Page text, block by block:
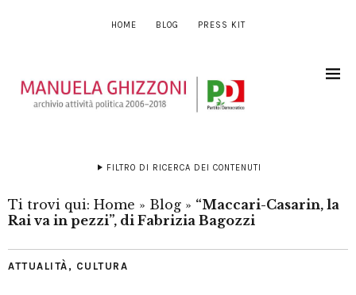
HOME BLOG PRESS KIT
FILTRO DI RICERCA DEI CONTENUTI
Ti trovi qui: Home » Blog » “Maccari-Casarin, la
Rai va in pezzi”, di Fabrizia Bagozzi
ATTUALITÀ , CULTURA